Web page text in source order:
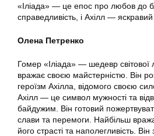
«Іліада» — це епос про любов до
справедливість, і Ахілл —
Олена Петренко
Гомер «Іліада» — шедевр світової
вражає своєю майстерністю. Він
героїзм Ахілла, відомого своєю
Ахілл — це символ мужності та
байдужим. Він готовий
слави та перемоги. Найбільш
його страсті та наполегливість.